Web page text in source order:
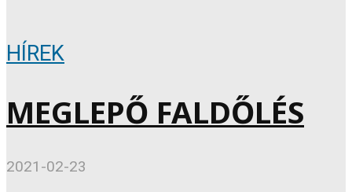
HÍREK
MEGLEPŐ FALDŐLÉS
2021-02-23